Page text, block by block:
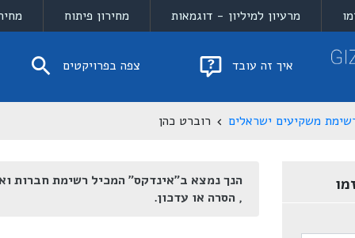
מרעיון למיליון - דוגמאות מחירון פיתוח
איך זה עובד צפה בפרויקטים
משקיעים ישראלים רוברט כהן
הנך נמצא ב"אינדקס" המכיל רשימת חברות
, הסרה או עדכון.